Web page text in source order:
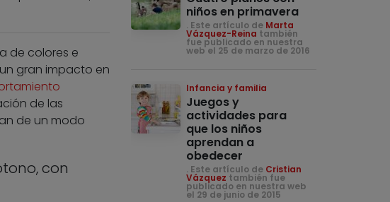
de colores e
gran impacto en
de las
de un modo
con
niños en primavera
. Este artículo de Marta
Vázquez-Reina también
fue publicado en nuestra
web el 25 de marzo de 2016
Infancia y familia
Juegos y
actividades para
que los niños
aprendan a
obedecer
. Este artículo de Cristian
Vázquez también fue
publicado en nuestra web
el 29 de junio de 2015